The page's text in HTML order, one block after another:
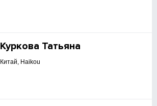
Куркова Татьяна
Китай, Haikou